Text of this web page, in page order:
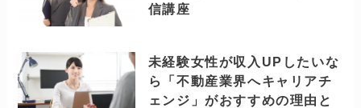
信講座
未経験女性が収入UPしたいな
ら「不動産業界へキャリアチ
ェンジ」がおすすめの理由と